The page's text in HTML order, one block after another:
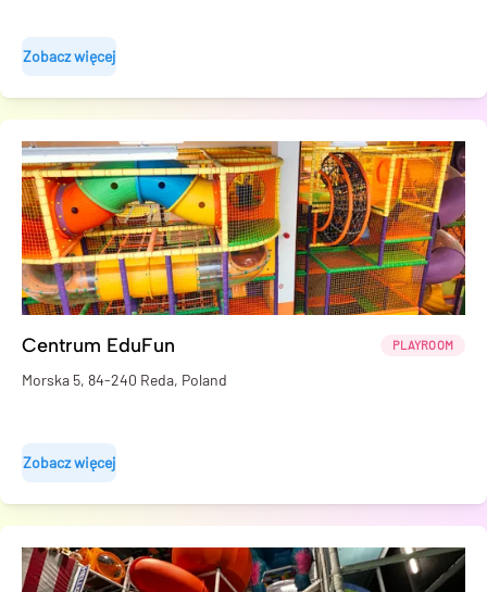
Zobacz więcej
Centrum EduFun PLAYROOM
Morska 5, 84-240 Reda, Poland
Zobacz więcej